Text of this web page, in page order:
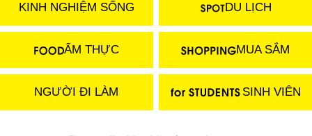
KINH NGHIỆM SỐNG DU LỊCH
ẨM THỰC MUA SẮM
NGƯỜI ĐI LÀM SINH VIÊN